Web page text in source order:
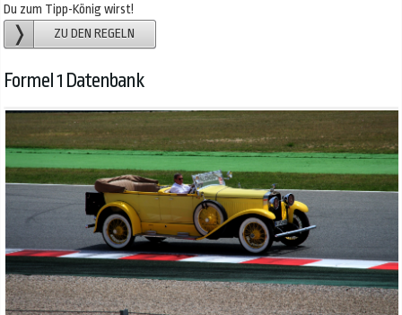
Du zum Tipp-König wirst!
ZU DEN REGELN
Formel 1 Datenbank